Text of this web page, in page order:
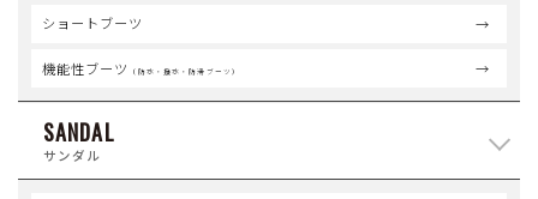
ショートブーツ
機能性ブーツ （防水・撥水・防滑ブーツ）
SANDAL
サンダル